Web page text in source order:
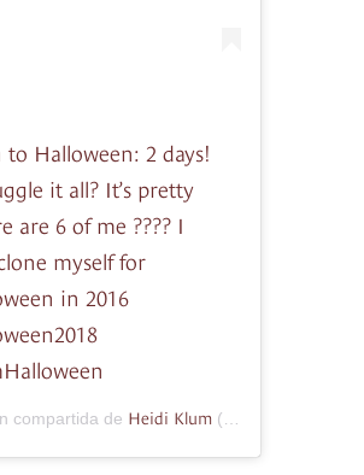
Halloween: 2 days!
it all? It’s pretty
are 6 of me ???? I
myself for
in 2016
compartida de Heidi Klum (@heidiklum) el